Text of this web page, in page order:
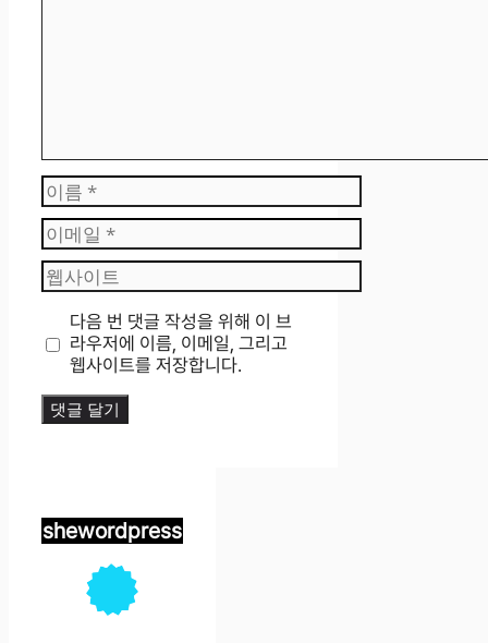
이
름
이
메
일
웹
사
트
다음 번 댓글 작성을 위해 이 브
라우저에 이름, 이메일, 그리고
웹사이트를 저장합니다.
shewordpress